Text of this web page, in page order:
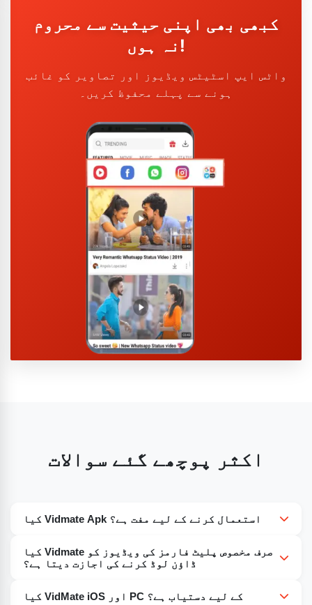
کبھی بھی اپنی حیثیت سے محروم
نہ ہوں!
واٹس ایپ اسٹیٹس ویڈیوز اور تصاویر کو غائب
ہونے سے پہلے محفوظ کریں۔
اکثر پوچھے گئے سوالات
کیا Vidmate Apk استعمال کرنے کے لیے مفت ہے؟
مختلف قسم کے ڈاؤن لوڈز حاصل کرنے کے لیے اس ایپ کا
لوڈ کرنے یا ویڈیوز ڈاؤن لوڈ کرنے کے لیے ایپ استعمال
کیا Vidmate صرف مخصوص پلیٹ فارمز کی ویڈیوز کو
ڈاؤن لوڈ کرنے کی اجازت دیتا ہے؟
کیا VidMate iOS اور PC کے لیے دستیاب ہے؟